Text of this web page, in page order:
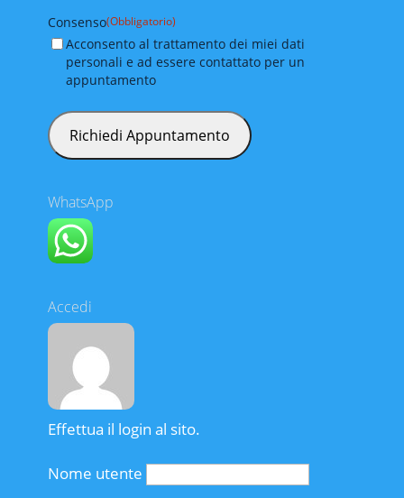
Consenso(Obbligatorio)
Acconsento al trattamento dei miei dati
personali e ad essere contattato per un
appuntamento
WhatsApp
Accedi
Effettua il login al sito.
Nome utente